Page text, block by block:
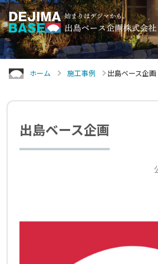
ホーム 施工事例 出島ベース企画
出島ベース企画